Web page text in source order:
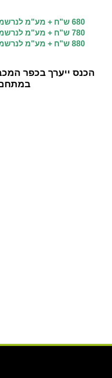
680 ש"ח + מע"מ לנרשמים ביולי
780 ש"ח + מע"מ לנרשמים באוגוסט
880 ש"ח + מע"מ
הכנס ייערך בכפר